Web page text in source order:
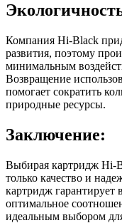
Компания Hi-Black
развития, поэтому
минимальным
Возвращение
помогает сократить
природные ресурсы.
Заключение:
Выбирая картридж Hi-
только качество и
картридж гарантирует
оптимальное
идеальным выбором